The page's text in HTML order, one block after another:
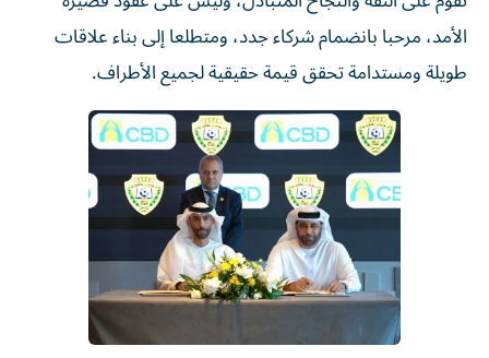
الأمد، مرحبا بانضمام شركاء جدد، ومتطلعا إلى بناء علاقات
طويلة ومستدامة تحقق قيمة حقيقية لجميع الأطراف.